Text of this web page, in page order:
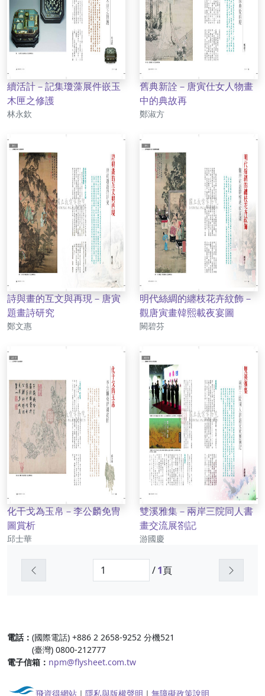
續活計－記集瓊藻展件嵌玉
木匣之修護
作者
林永欽
舊典新詮－唐寅仕女人物畫
中的典故再
作者
鄭淑方
詩與畫的互文與再現－唐寅
題畫詩研究
作者
鄭文惠
明代絲綢的纏枝花卉紋飾－
觀唐寅畫韓熙載夜宴圖
作者
闕碧芬
化干戈為玉帛－李公麟免冑
圖賞析
作者
邱士華
雙溪雅集－兩岸三院同人書
畫交流展劄記
作者
游國慶
/1頁
電話： (國際電話) +886 2 2658-9252 分機521
(臺灣) 0800-212777
電子信箱： npm@flysheet.com.tw
飛資得網站 ｜ 隱私與版權聲明 ｜ 無障礙政策說明